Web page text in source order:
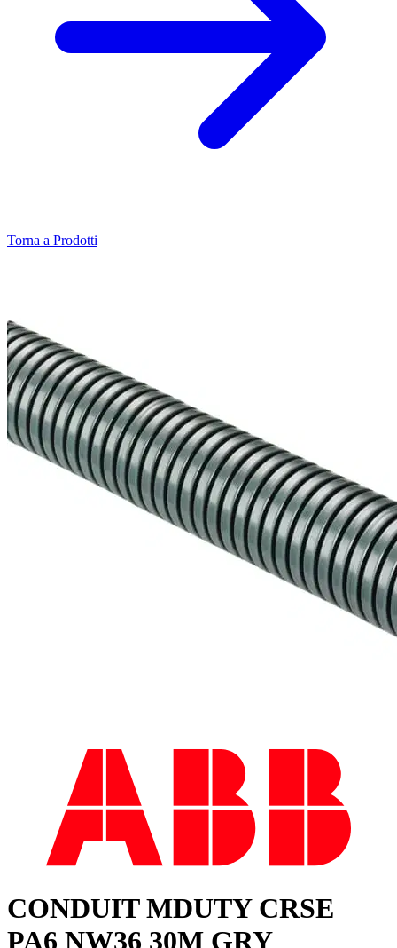
Torna a Prodotti
CONDUIT MDUTY CRSE
PA6 NW36 30M GRY